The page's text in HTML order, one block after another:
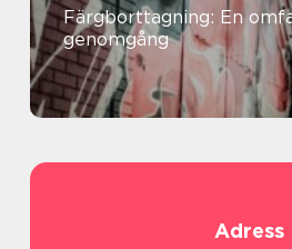
Färgborttagning: En
genomgång
Adress